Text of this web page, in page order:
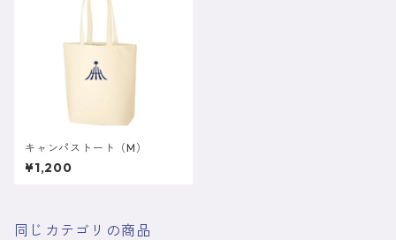
キャンパストート（M）
¥1,200
同じカテゴリの商品